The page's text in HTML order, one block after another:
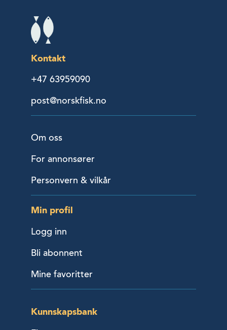
Kontakt
+47 63959090
post@norskfisk.no
Om oss
For annonsører
Personvern & vilkår
Min profil
Logg inn
Bli abonnent
Mine favoritter
Kunnskapsbank